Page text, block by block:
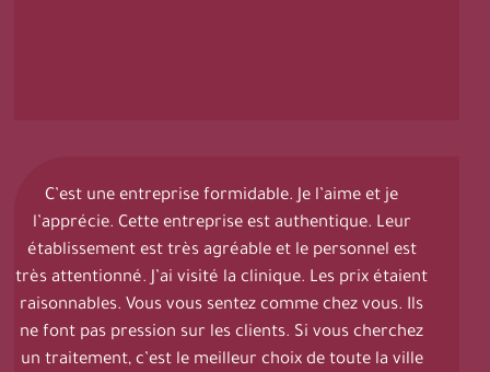
C’est une entreprise formidable. Je l’aime et je
l’apprécie. Cette entreprise est authentique. Leur
établissement est très agréable et le personnel est
très attentionné. J’ai visité la clinique. Les prix étaient
raisonnables. Vous vous sentez comme chez vous. Ils
ne font pas pression sur les clients. Si vous cherchez
un traitement, c’est le meilleur choix de toute la ville